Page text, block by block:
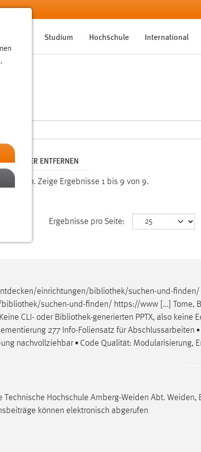
Studium Hochschule International
ALLE FILTER ENTFERNEN
Zeige Ergebnisse 1 bis 9 von 9.
Ergebnisse pro Seite:
einrichtungen/bibliothek/suchen-und-finden/
suchen-und-finden/ https://www [...] Tome,
CLI- oder Bibliothek-generierten PPTX, also keine
277 Info-Foliensatz für Abschlussarbeiten
nachvollziehbar ▪ Code Qualität: Modularisierung,
Hochschule Amberg-Weiden Abt. Weiden,
können elektronisch abgerufen